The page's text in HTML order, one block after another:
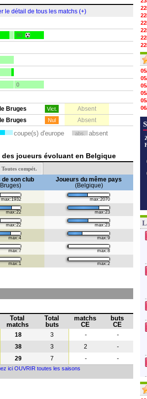
le détail de tous les matchs (+)
90
0
Bruges Vict.
Absent
Bruges Nul Absent
coupe(s) d'europe abs. absent
joueurs évoluant en Belgique
Toutes compét.
son club
Joueurs du même pays
(Belgique)
max:1932 max:2070
max:22 max:23
max:22 max:23
max:4 max:9
max:7 max:8
max:1 max:2
Total
matchs
Total
buts
matchs
CE
buts
CE
18 3 -
-
38 3 2
-
29 7 - -
ici OUVRIR toutes les saisons